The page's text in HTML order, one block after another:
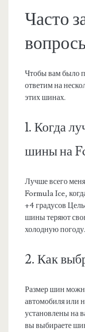
Часто
Чтобы вам было
ответим на
этих шинах.
1. Когда
шины на
Лучше всего
Formula Ice,
+4 градусов
шины теряют
холодную погоду.
2. Как
Размер шин
автомобиля или
установлены на
вы выбираете